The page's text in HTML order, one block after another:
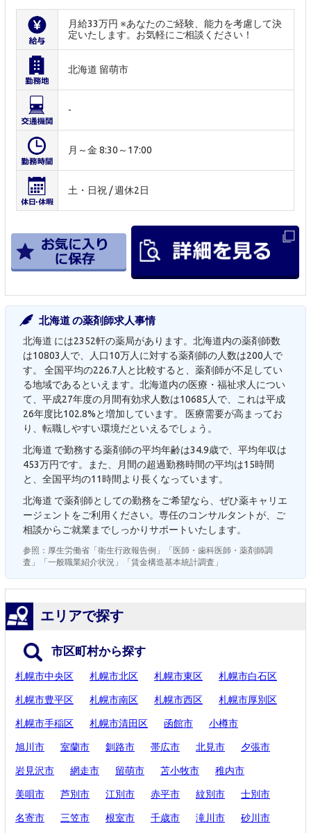
月給33万円 ※あなたのご経験、能力を考慮して決
定いたします。お気軽にご相談ください！
北海道 留萌市
-
月～金 8:30～17:00
土・日祝 / 週休2日
北海道 の薬剤師求人事情
北海道 には2352軒の薬局があります。北海道内の薬剤師数
は10803人で、人口10万人に対する薬剤師の人数は200人で
す。 全国平均の226.7人と比較すると、薬剤師が不足してい
る地域であるといえます。北海道内の医療・福祉求人につい
て、平成27年度の月間有効求人数は10685人で、これは平成
26年度比102.8%と増加しています。 医療需要が高まってお
り、転職しやすい環境だといえるでしょう。
北海道 で勤務する薬剤師の平均年齢は34.9歳で、平均年収は
453万円です。また、月間の超過勤務時間の平均は15時間
と、全国平均の11時間より長くなっています。
北海道 で薬剤師としての勤務をご希望なら、ぜひ薬キャリエ
ージェントをご利用ください。専任のコンサルタントが、ご
相談からご就業までしっかりサポートいたします。
参照：厚生労働省「衛生行政報告例」「医師・歯科医師・薬剤師調
査」「一般職業紹介状況」「賃金構造基本統計調査」
エリアで探す
市区町村から探す
札幌市中央区 札幌市北区 札幌市東区 札幌市白石区
札幌市豊平区 札幌市南区 札幌市西区 札幌市厚別区
札幌市手稲区 札幌市清田区 函館市 小樽市
旭川市 室蘭市 釧路市 帯広市 北見市 夕張市
岩見沢市 網走市 留萌市 苫小牧市 稚内市
美唄市 芦別市 江別市 赤平市 紋別市 士別市
名寄市 三笠市 根室市 千歳市 滝川市 砂川市